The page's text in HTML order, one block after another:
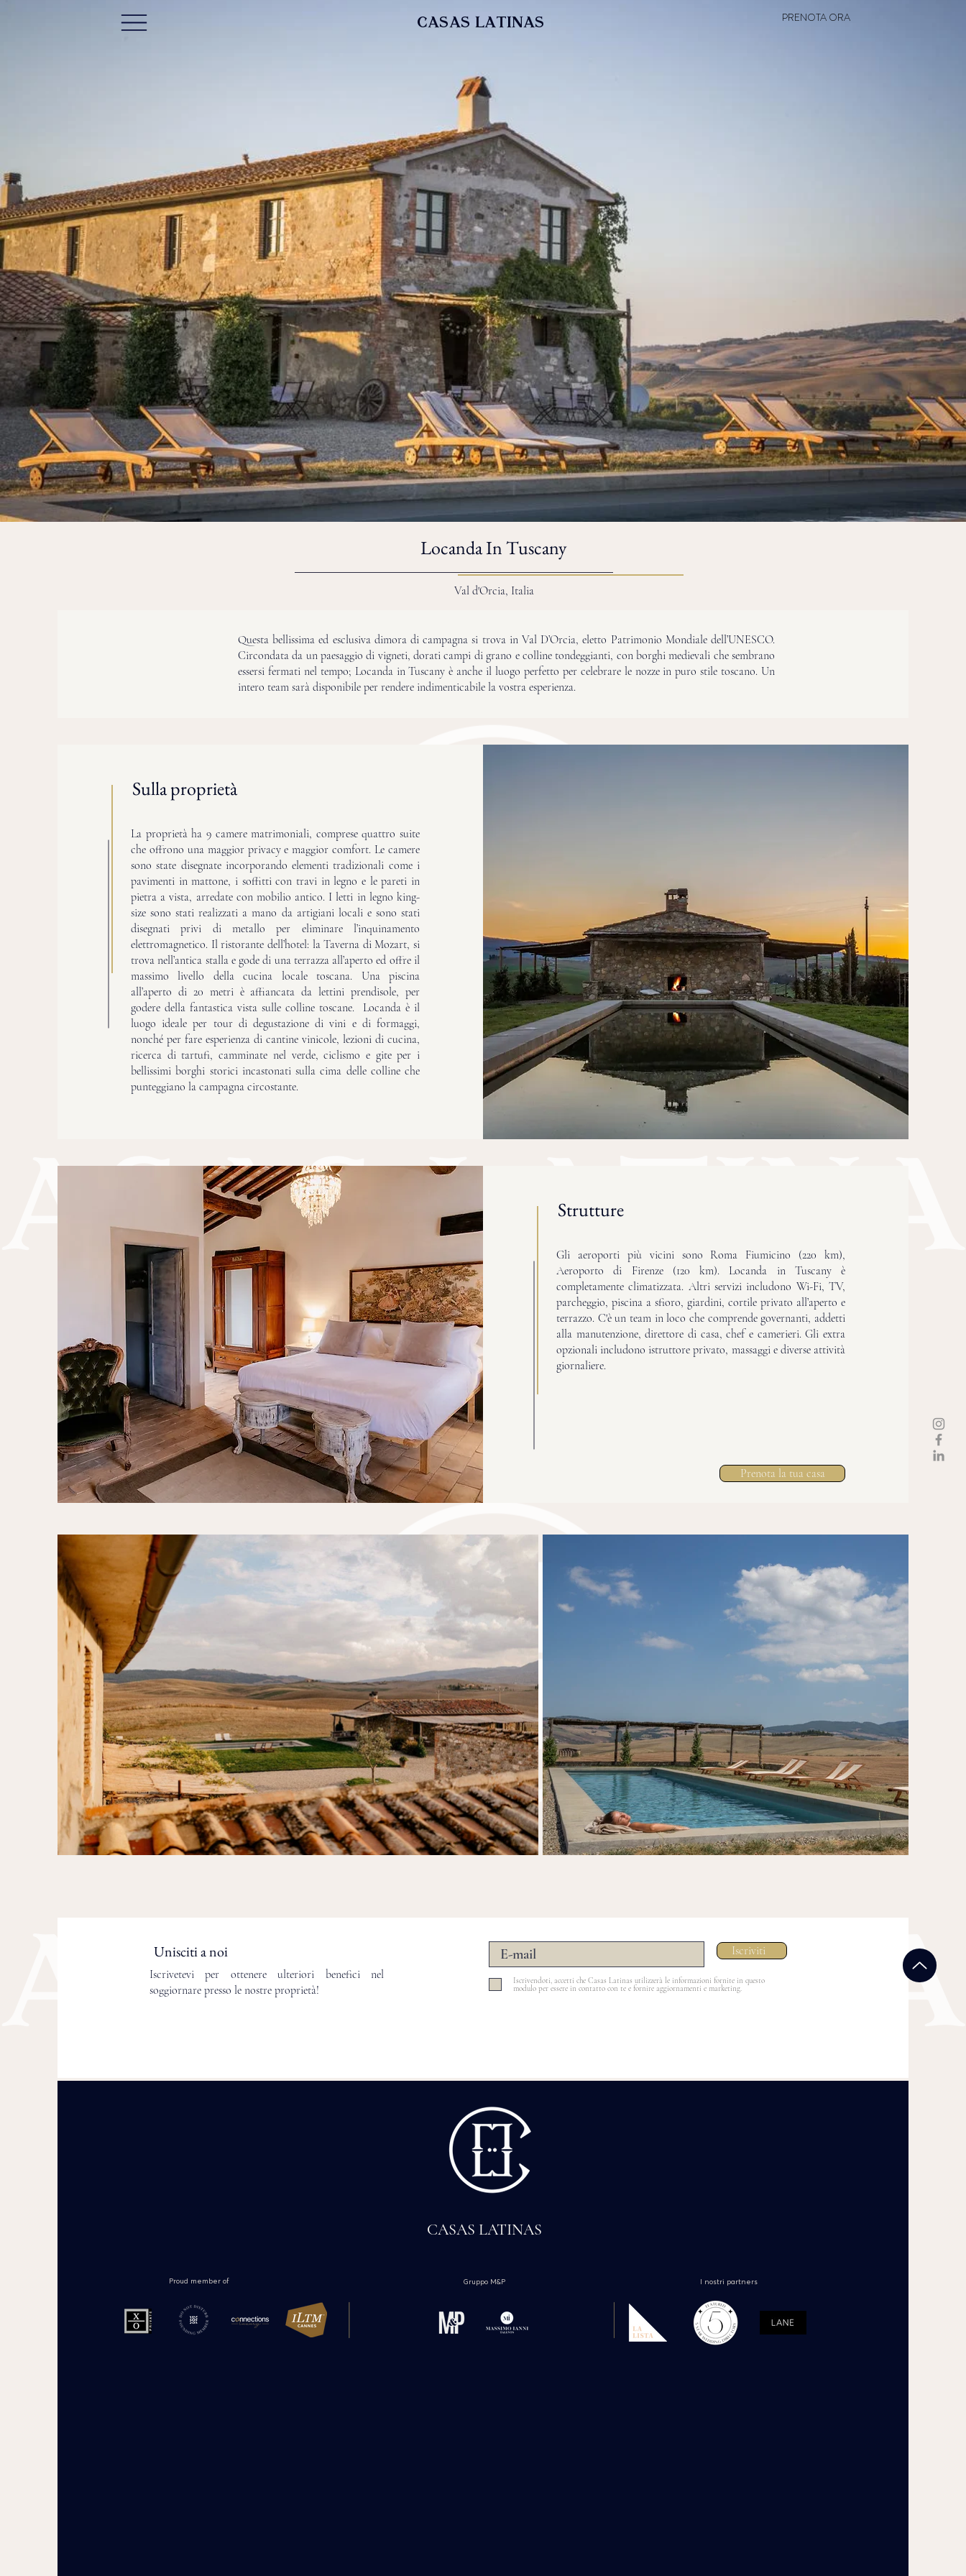
casas latinas PRENOTA ORA
Locanda In Tuscany
Val d'Orcia, Italia
Questa bellissima ed esclusiva dimora di campagna si trova in Val D’Orcia, eletto Patrimonio Mondiale dell’UNESCO.
Circondata da un paesaggio di vigneti, dorati campi di grano e colline tondeggianti, con borghi medievali che sembrano
essersi fermati nel tempo; Locanda in Tuscany è anche il luogo perfetto per celebrare le nozze in puro stile toscano. Un
intero team sarà disponibile per rendere indimenticabile la vostra esperienza.
Sulla proprietà
La proprietà ha 9 camere matrimoniali, comprese quattro suite
che offrono una maggior privacy e maggior comfort. Le camere
sono state disegnate incorporando elementi tradizionali come i
pavimenti in mattone, i soffitti con travi in legno e le pareti in
pietra a vista, arredate con mobilio antico. I letti in legno king-
size sono stati realizzati a mano da artigiani locali e sono stati
disegnati privi di metallo per eliminare l’inquinamento
elettromagnetico. Il ristorante dell’hotel: la Taverna di Mozart, si
trova nell’antica stalla e gode di una terrazza all’aperto ed offre il
massimo livello della cucina locale toscana. Una piscina
all’aperto di 20 metri è affiancata da lettini prendisole, per
godere della fantastica vista sulle colline toscane. Locanda è il
luogo ideale per tour di degustazione di vini e di formaggi,
nonché per fare esperienza di cantine vinicole, lezioni di cucina,
ricerca di tartufi, camminate nel verde, ciclismo e gite per i
bellissimi borghi storici incastonati sulla cima delle colline che
punteggiano la campagna circostante.
Strutture
Gli aeroporti più vicini sono Roma Fiumicino (220 km),
Aeroporto di Firenze (120 km). Locanda in Tuscany è
completamente climatizzata. Altri servizi includono Wi-Fi, TV,
parcheggio, piscina a sfioro, giardini, cortile privato all’aperto e
terrazzo. C'è un team in loco che comprende governanti, addetti
alla manutenzione, direttore di casa, chef e camerieri. Gli extra
opzionali includono istruttore privato, massaggi e diverse attività
giornaliere.
Prenota la tua casa
Unisciti a noi
Iscrivetevi per ottenere ulteriori benefici nel
soggiornare presso le nostre proprietà!
Iscriviti
Iscrivendoti, accetti che Casas Latinas utilizzerà le informazioni fornite in questo
modulo per essere in contatto con te e fornire aggiornamenti e marketing.
CASAS LATINAS
Gruppo M&P I nostri partners
Proud member of